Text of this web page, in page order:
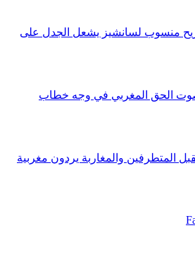
منسوب لسانشيز يشعل الجدل على
الحق المغربي في وجه خطاب
المتطرفين والمغاربة يردون مغربية